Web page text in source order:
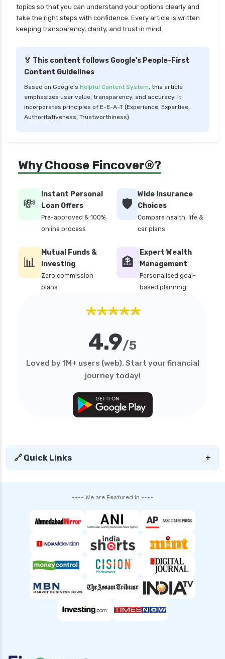
personal loan for marriage
personal loan for nri
personal loan for salaried individuals
personal loan for self employed
personal loan for women
personal loan in 10 minutes
personal loan in andhra pradesh
personal loan in cochin
personal loan in coimbatore
personal loan in delhi
personal loan in hyderabad
personal loan in kerala
personal loan in lucknow
personal loan in madurai
personal loan in maharashtra
personal loan in tamilnadu
personal loan in tirunelveli
personal loan in uttar pradesh
personal loans for medical emergency
sbi personal loan interest rates
tata capital personal loan interest rate
top 10 Personal loan apps
what is a personal loan
topics so that you can understand your options clearly and
take the right steps with confidence. Every article is written
keeping transparency, clarity, and trust in mind.
🏅 This content follows Google's People-First
Content Guidelines
Based on Google's Helpful Content System, this article
emphasizes user value, transparency, and accuracy. It
incorporates principles of E-E-A-T (Experience, Expertise,
Authoritativeness, Trustworthiness).
Why Choose Fincover®?
💸
Instant Personal
Loan Offers
Pre-approved & 100%
online process
🛡️
Wide Insurance
Choices
Compare health, life &
car plans
📊
Mutual Funds &
Investing
Zero commission
plans
🏦
Expert Wealth
Management
Personalised goal-
based planning
★★★★★
4.9/5
Loved by 1M+ users (web). Start your financial
journey today!
🔗 Quick Links +
---- We are Featured in ----